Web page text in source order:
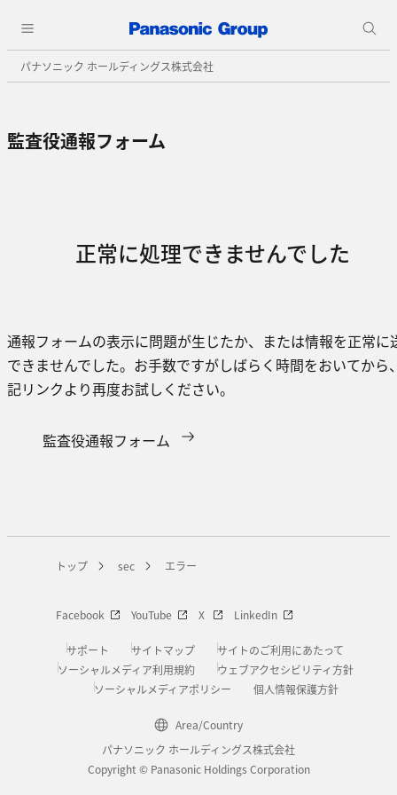
パナソニック ホールディングス株式会社
監査役通報フォーム
正常に処理できませんでした
通報フォームの表示に問題が生じたか、または情報を正常に
できませんでした。お手数ですがしばらく時間をおいてから
記リンクより再度お試しください。
監査役通報フォーム
トップ sec エラー
Facebook YouTube X LinkedIn
サポート サイトマップ
サイトのご利用にあたって
ソーシャルメディア利用規約
ウェブアクセシビリティ方針
ソーシャルメディアポリシー
個人情報保護方針
Area/Country
パナソニック ホールディングス株式会社
Copyright © Panasonic Holdings Corporation